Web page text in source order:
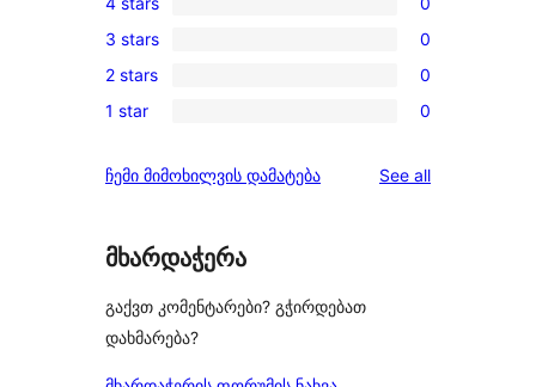
5-
star
reviews
0
4-
star
reviews
0
3-
star
3 stars 0
0
2-
reviews
2 stars 0
0
star
1 star 0
ჩემი მიმოხილვის დამატება See allreviews
მხარდაჭერა
გაქვთ კომენტარები? გჭირდებათ
დახმარება?